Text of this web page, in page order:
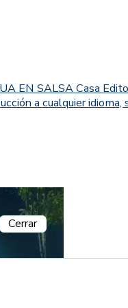
EN SALSA Casa
a cualquier
Cerrar